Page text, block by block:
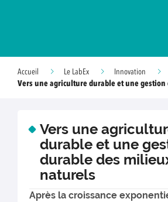
Accueil Le LabEx Innovation
Vers une agriculture durable et une
Vers une
durable et une
durable des
naturels
Après la croissance